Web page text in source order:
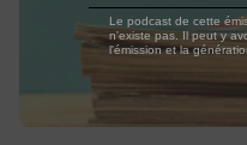
Le podcast de cette
n'existe pas. Il peut y
l'émission et la